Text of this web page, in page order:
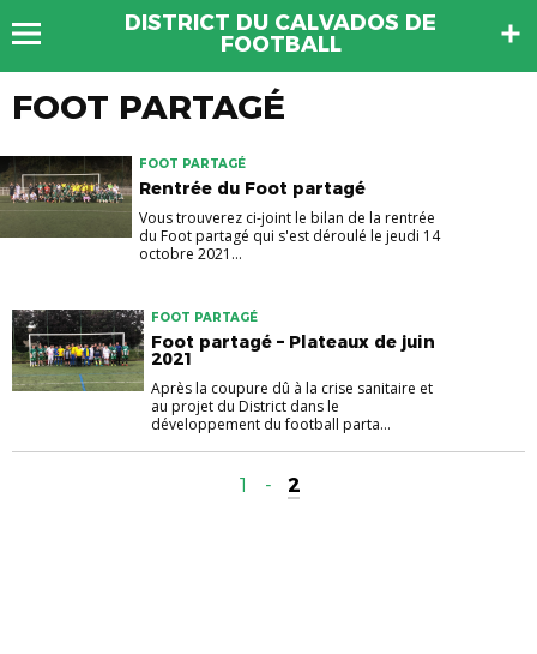
DISTRICT DU CALVADOS DE
FOOTBALL
FOOT PARTAGÉ
FOOT PARTAGÉ
Rentrée du Foot partagé
Vous trouverez ci-joint le bilan de la rentrée
du Foot partagé qui s'est déroulé le jeudi 14
octobre 2021...
FOOT PARTAGÉ
Foot partagé – Plateaux de juin
2021
Après la coupure dû à la crise sanitaire et
au projet du District dans le
développement du football parta...
1 - 2